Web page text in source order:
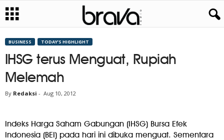
BUSINESS TODAY’S HIGHLIGHT
IHSG terus Menguat, Rupiah
Melemah
By Redaksi - Aug 10, 2012
Indeks Harga Saham Gabungan (IHSG) Bursa Efek
Indonesia (BEI) pada hari ini dibuka menguat. Sementara